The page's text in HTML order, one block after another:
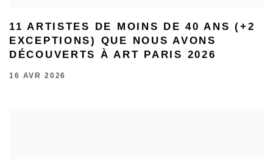
11 ARTISTES DE MOINS DE 40 ANS (+2
EXCEPTIONS) QUE NOUS AVONS
DÉCOUVERTS À ART PARIS 2026
16 AVR 2026